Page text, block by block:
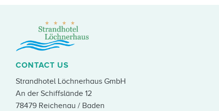
CONTACT US
Strandhotel Löchnerhaus GmbH
An der Schiffslände 12
78479 Reichenau / Baden